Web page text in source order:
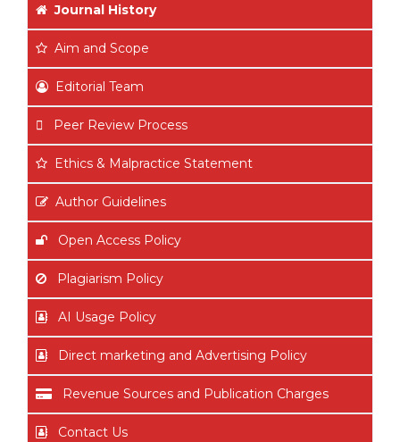
Journal History
Aim and Scope
Editorial Team
Peer Review Process
Ethics & Malpractice Statement
Author Guidelines
Open Access Policy
Plagiarism Policy
AI Usage Policy
Direct marketing and Advertising Policy
Revenue Sources and Publication Charges
Contact Us